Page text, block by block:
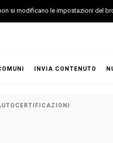
INVIA CONTENUTO
si modificano le impostazioni del